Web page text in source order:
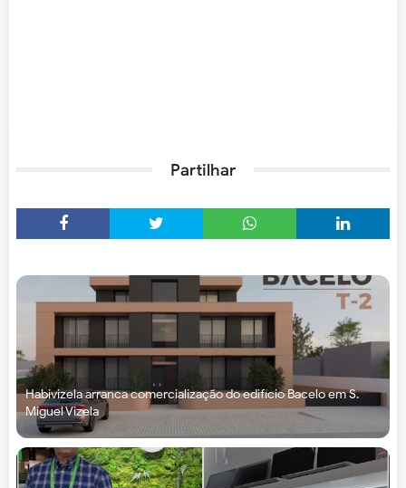
Partilhar
Habivizela arranca comercialização do edifício Bacelo em S.
Miguel Vizela